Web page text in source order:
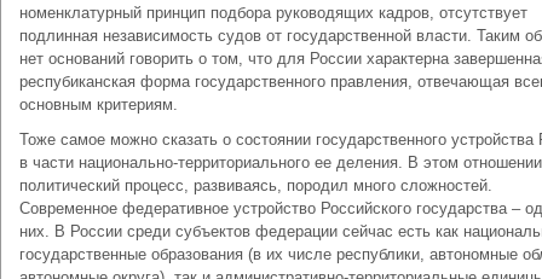
номенклатурный принцип подбора руководящих кадров, отсутствует
подлинная независимость судов от государственной власти. Таким
нет оснований говорить о том, что для России характерна
респубиканская форма государственного правления, отвечающая
основным критериям.
Тоже самое можно сказать о состоянии государственного устройства
в части национально-территориального ее деления. В этом
политический процесс, развиваясь, породил много сложностей.
Современное федеративное устройство Российского государства –
них. В России среди субъектов федерации сейчас есть как
государственные образования (в их числе республики, автономные